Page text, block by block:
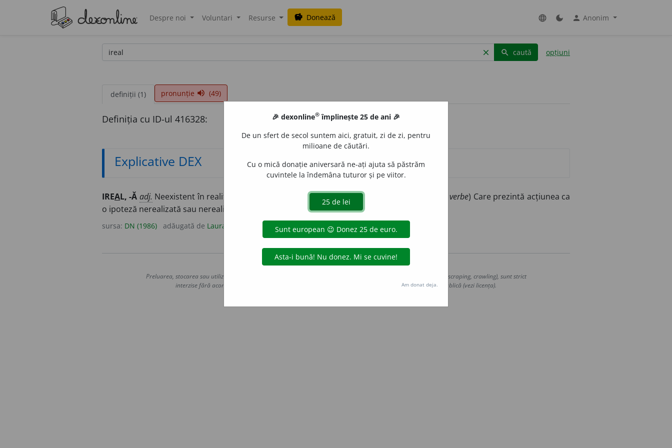
Despre noi Voluntari Resurse savings Donează language dark_mode person Anonim
clear search caută opțiuni
definiții (1) pronunție volume_up (49)
Definiția cu ID-ul 416328:
Explicative DEX
IREAL, -Ă adj. Neexistent în realitate; nereal, imaginar. ♦ Care pare că nu este real. ♦ ( Despre verbe) Care prezintă acțiunea ca
o ipoteză nerealizată sau nerealizabilă. [
cf.fr.irréel].
sursa: DN (1986) adăugată de LauraGellner acțiuni
Copyright © 2004-2026 dexonline (https://dexonline.ro)
Preluarea, stocarea sau utilizarea datelor de pe acest site, inclusiv prin orice metode de extragere automată (web scraping, crawling), sunt strict
interzise fără acordul nostru prealabil scris, cu excepția seturilor de date oferite oficial spre utilizare publică (vezi licența).
🎉 dexonline® împlinește 25 de ani 🎉
De un sfert de secol suntem aici, gratuit, zi de zi, pentru
milioane de căutări.
Cu o mică donație aniversară ne-ați ajuta să păstrăm
cuvintele la îndemâna tuturor și pe viitor.
Am donat deja.